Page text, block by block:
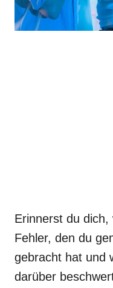
Erinnerst du
Fehler, den du
gebracht hat und
darüber